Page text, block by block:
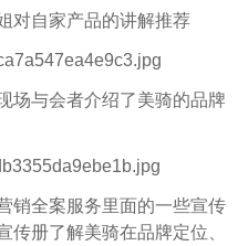
对自家产品的讲解推荐
场与会者介绍了美骑的品牌
销全案服务里面的一些宣传
传册了解美骑在品牌定位、